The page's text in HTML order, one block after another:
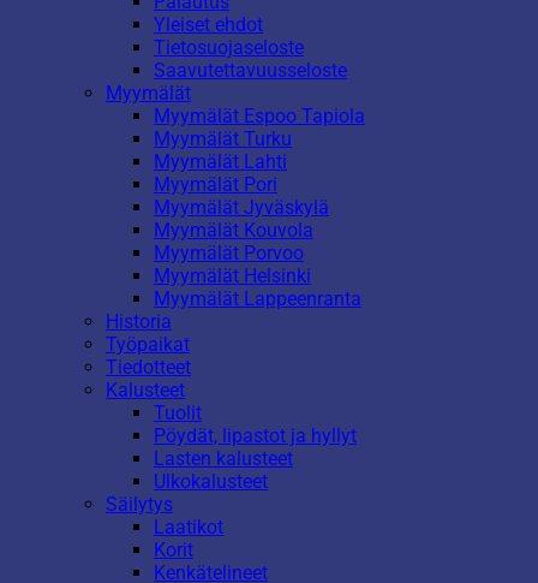
Yleiset ehdot
Tietosuojaseloste
Saavutettavuusseloste
Myymälät
Myymälät Espoo Tapiola
Myymälät Turku
Myymälät Lahti
Myymälät Pori
Myymälät Jyväskylä
Myymälät Kouvola
Myymälät Porvoo
Myymälät Helsinki
Myymälät Lappeenranta
Historia
Työpaikat
Tiedotteet
Kalusteet
Tuolit
Pöydät, lipastot ja hyllyt
Lasten kalusteet
Ulkokalusteet
Säilytys
Laatikot
Korit
Kenkätelineet